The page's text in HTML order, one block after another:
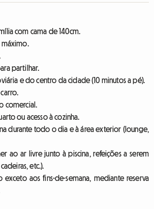
com cama de 140cm.
máximo.
partilhar.
e do centro da cidade (10 minutos a pé).
comercial.
ou acesso à cozinha.
durante todo o dia e à área exterior (lounge,
ao ar livre junto à piscina, refeições a serem
etc.).
exceto aos fins-de-semana, mediante reserva